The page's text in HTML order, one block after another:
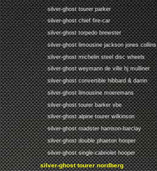
silver-ghost tourer parker
silver-ghost chief fire-car
silver-ghost torpedo brewster
silver-ghost limousine jackson jones collins
silver-ghost michelin steel disc wheels
silver-ghost weymann de ville hj mulliner
silver-ghost convertible hibbard & darrin
silver-ghost limousine moeremans
silver-ghost tourer barker vbe
silver-ghost alpine tourer wilkinson
silver-ghost roadster harrison-barclay
silver-ghost double phaeton hooper
silver-ghost single-cabriolet hooper
silver-ghost tourer nordberg